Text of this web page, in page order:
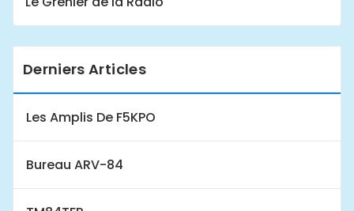
Derniers Articles
Les Amplis De F5KPO
Bureau ARV-84